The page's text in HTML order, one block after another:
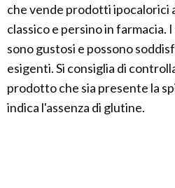
che vende prodotti ipocalorici
classico e persino in farmacia.
sono gustosi e possono
esigenti. Si consiglia di
prodotto che sia presente la
indica l'assenza di glutine.